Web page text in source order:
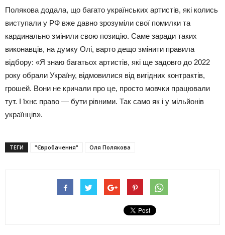
Полякова додала, що багато українських артистів, які колись
виступали у РФ вже давно зрозуміли свої помилки та
кардинально змінили свою позицію. Саме заради таких
виконавців, на думку Олі, варто дещо змінити правила
відбору: «Я знаю багатьох артистів, які ще задовго до 2022
року обрали Україну, відмовилися від вигідних контрактів,
грошей. Вони не кричали про це, просто мовчки працювали
тут. І їхнє право — бути рівними. Так само як і у мільйонів
українців».
ТЕГИ "Євробачення" Оля Полякова